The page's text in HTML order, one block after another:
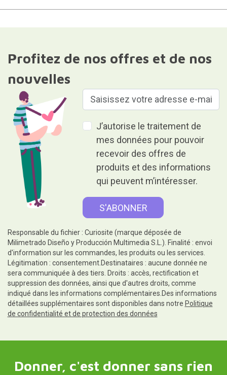
Profitez de nos offres et de nos
nouvelles
J’autorise le traitement de
mes données pour pouvoir
recevoir des offres de
produits et des informations
qui peuvent m’intéresser.
Responsable du fichier : Curiosite (marque déposée de
Milimetrado Diseño y Producción Multimedia S.L.). Finalité : envoi
d'information sur les commandes, les produits ou les services.
Légitimation : consentement.Destinataires : aucune donnée ne
sera communiquée à des tiers. Droits : accès, rectification et
suppression des données, ainsi que d'autres droits, comme
indiqué dans les informations complémentaires.Des informations
détaillées supplémentaires sont disponibles dans notre Politique
de confidentialité et de protection des données
Donner, c'est donner sans rien